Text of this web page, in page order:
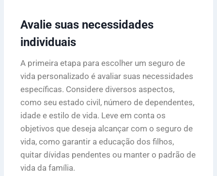
Avalie suas necessidades
individuais
A primeira etapa para escolher um seguro de
vida personalizado é avaliar suas necessidades
específicas. Considere diversos aspectos,
como seu estado civil, número de dependentes,
idade e estilo de vida. Leve em conta os
objetivos que deseja alcançar com o seguro de
vida, como garantir a educação dos filhos,
quitar dívidas pendentes ou manter o padrão de
vida da família.